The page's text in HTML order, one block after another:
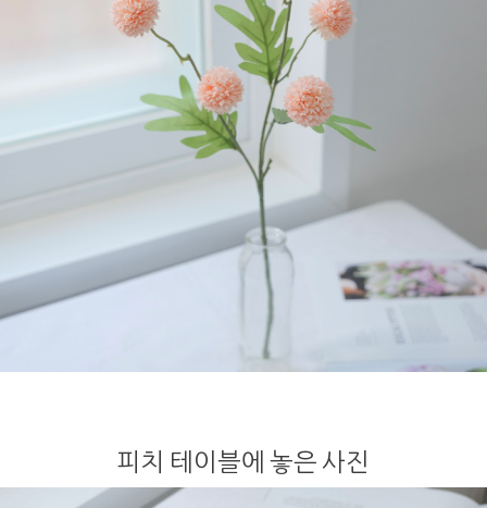
피치 테이블에 놓은 사진